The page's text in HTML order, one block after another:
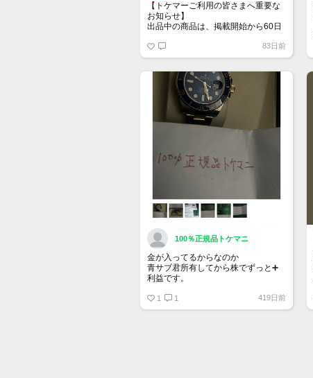
【トケマーご利用の皆さまへ重要な
お知らせ】
出品中の商品は、掲載開始から60日
へ戻ります。
トップページでお気に入り登録がで
詳しくはマイページ＞お知らせをご
確認ください。
83日前
100％正規品トケマニ
金が入ってるからなのか
青サブ君所有してから株でずっと➕
利益です。
銘柄番号7932 ニッピ
1 1 419日前